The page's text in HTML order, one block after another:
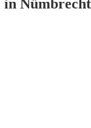
in Nümbrecht